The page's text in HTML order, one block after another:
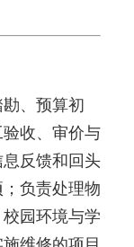
、预算初
收、审价与
反馈和回头
负责处理物
园环境与学